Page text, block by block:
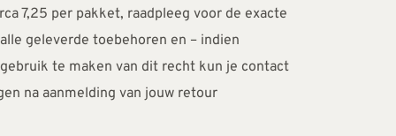
7,25 per pakket, raadpleeg voor de exacte
geleverde toebehoren en – indien
te maken van dit recht kun je contact
na aanmelding van jouw retour